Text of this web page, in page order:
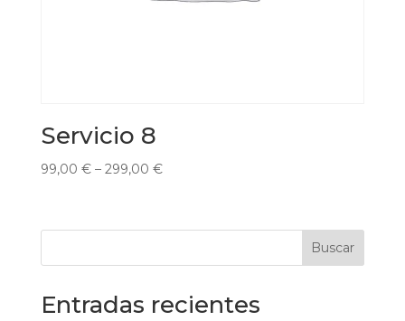
Servicio 8
99,00 €– 299,00 €
Buscar
Entradas recientes